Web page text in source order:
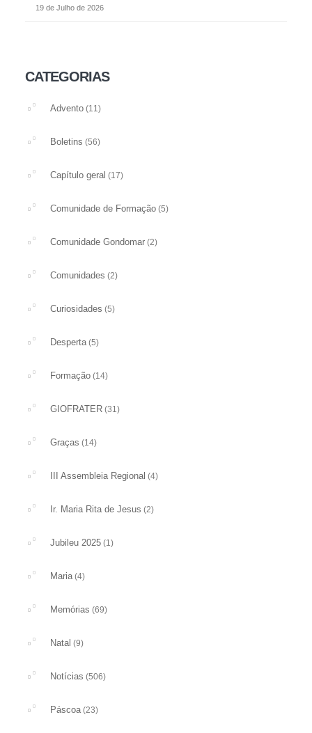
19 de Julho de 2026
CATEGORIAS
Advento (11)
Boletins (56)
Capítulo geral (17)
Comunidade de Formação (5)
Comunidade Gondomar (2)
Comunidades (2)
Curiosidades (5)
Desperta(5)
Formação (14)
GIOFRATER (31)
Graças (14)
III Assembleia Regional (4)
Ir. Maria Rita de Jesus (2)
Jubileu 2025 (1)
Maria(4)
Memórias (69)
Natal (9)
Notícias (506)
Páscoa(23)